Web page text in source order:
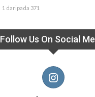
1 daripada 371
Follow Us On Social